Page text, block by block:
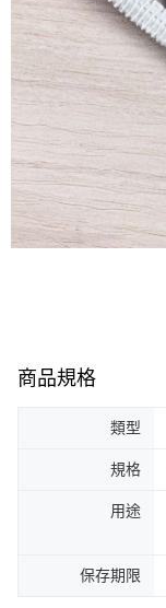
商品規格
類型
規格
用途
保存期限